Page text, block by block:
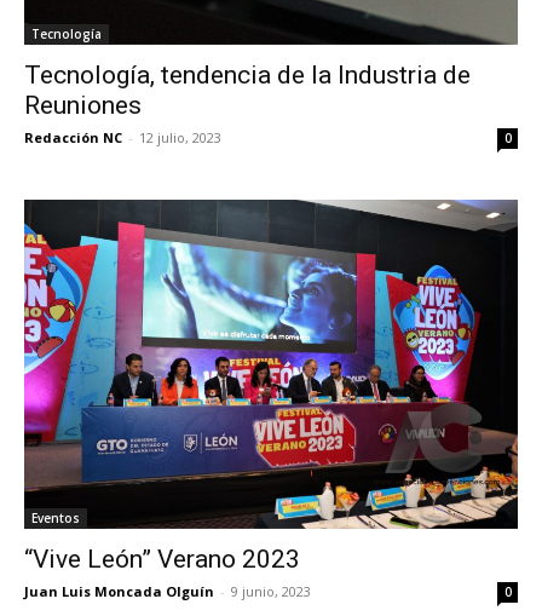
Tecnología
Tecnología, tendencia de la Industria de
Reuniones
Redacción NC - 12 julio, 2023 0
Eventos
“Vive León” Verano 2023
Juan Luis Moncada Olguín - 9 junio, 2023 0